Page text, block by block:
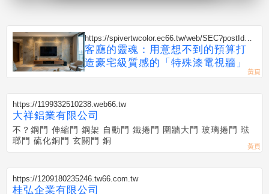
https://spivertwcolor.ec66.tw/web/SEC?postId=1
352806
客廳的靈魂：用意想不到的預算打
造豪宅級質感的「特殊漆電視牆」
https://1199332510238.web66.tw
大祥鋁業有限公司
不？鋼門 伸縮門 鋼架 自動門 鐵捲門 圍牆大門 玻璃捲門 琺
瑯門 硫化銅門 玄關門 銅
https://1209180235246.tw66.com.tw
桂弘企業有限公司